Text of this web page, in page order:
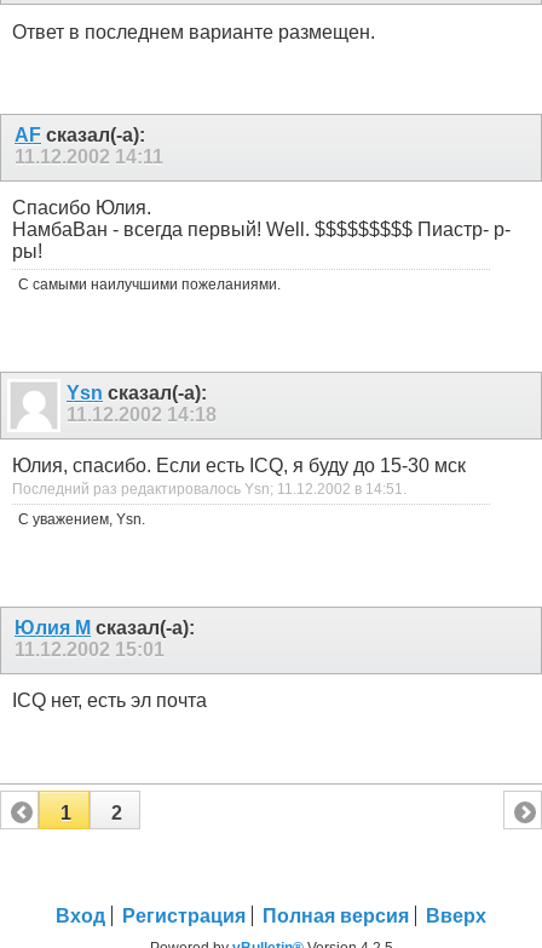
Ответ в последнем варианте размещен.
AF сказал(-а):
11.12.2002 14:11
Спасибо Юлия.
НамбаВан - всегда первый! Well. $$$$$$$$$ Пиастр- р-
ры!
С самыми наилучшими пожеланиями.
Ysn сказал(-а):
11.12.2002 14:18
Юлия, спасибо. Если есть ICQ, я буду до 15-30 мск
Последний раз редактировалось Ysn; 11.12.2002 в 14:51.
С уважением, Ysn.
Юлия М сказал(-а):
11.12.2002 15:01
ICQ нет, есть эл почта
1 2
Вход Регистрация Полная версия Вверх